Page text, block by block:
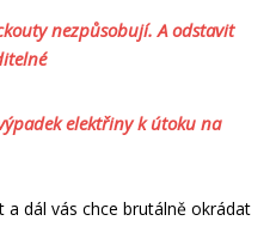
nezpůsobují. A odstavit
elektřiny k útoku na
dál vás chce brutálně okrádat